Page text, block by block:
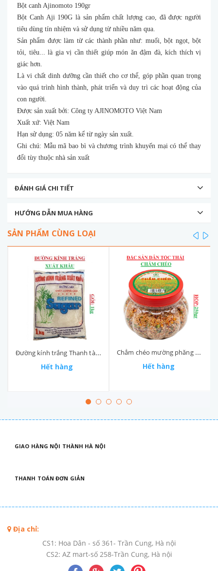
Bột canh Ajinomoto 190gr
Bột Canh Aji 190G là sản phẩm chất lượng cao, đã được người
tiêu dùng tín nhiệm và sử dụng từ nhiều năm qua.
Sản phẩm được làm từ các thành phần như: muối, bột ngọt, bột
tỏi, tiêu... là gia vị cần thiết giúp món ăn đậm đà, kích thích vị
giác hơn.
Là vi chất dinh dưỡng cần thiết cho cơ thể, góp phần quan trọng
vào quá trình hình thành, phát triển và duy trì các hoạt động của
con người.
Được sản xuất bởi: Công ty AJINOMOTO Việt Nam
Xuất xứ: Việt Nam
Hạn sử dụng: 05 năm kể từ ngày sản xuất.
Ghi chú: Mẫu mã bao bì và chương trình khuyến mại có thể thay
đổi tùy thuộc nhà sản xuất
ĐÁNH GIÁ CHI TIẾT
HƯỚNG DẪN MUA HÀNG
SẢN PHẨM CÙNG LOẠI
Đường kính trắng Thanh tài túi 1kg
Hết hàng
Chẳm chéo mường phăng hộp 250gr
Hết hàng
prev
GIAO HÀNG NỘI THÀNH HÀ NỘI
THANH TOÁN ĐƠN GIẢN
Địa chỉ:
CS1: Hoa Dân - số 361- Trần Cung, Hà nội
CS2: AZ mart-số 258-Trần Cung, Hà nội